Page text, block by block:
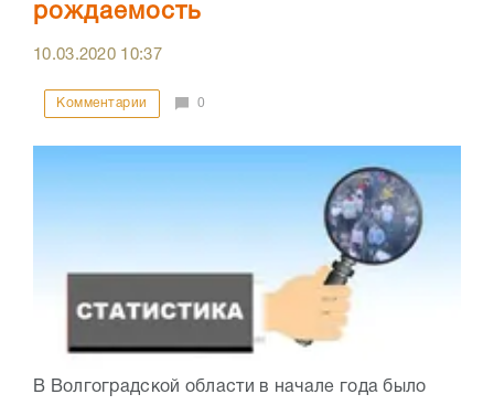
рождаемость
10.03.2020 10:37
Комментарии 0
В Волгоградской области в начале года было